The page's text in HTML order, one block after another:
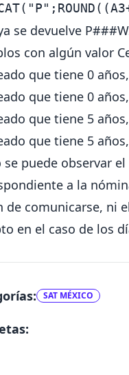
se devuelve
con algún valor
que tiene 0
que tiene 0
que tiene 5
que tiene 5
se puede observar
a la
de comunicarse, ni
en el caso de los
SAT MÉXICO